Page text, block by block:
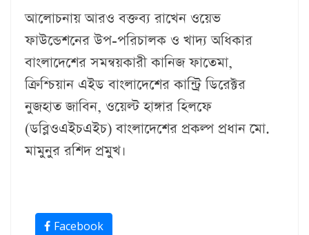
আলোচনায় আরও বক্তব্য রাখেন ওয়েভ
ফাউন্ডেশনের উপ-পরিচালক ও খাদ্য অধিকার
বাংলাদেশের সমন্বয়কারী কানিজ ফাতেমা,
ক্রিশ্চিয়ান এইড বাংলাদেশের কান্ট্রি ডিরেক্টর
নুজহাত জাবিন, ওয়েল্ট হাঙ্গার হিলফে
(ডব্লিওএইচএইচ) বাংলাদেশের প্রকল্প প্রধান মো.
মামুনুর রশিদ প্রমুখ।
Facebook